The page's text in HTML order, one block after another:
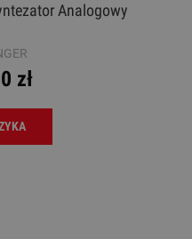
Analogowy
zł